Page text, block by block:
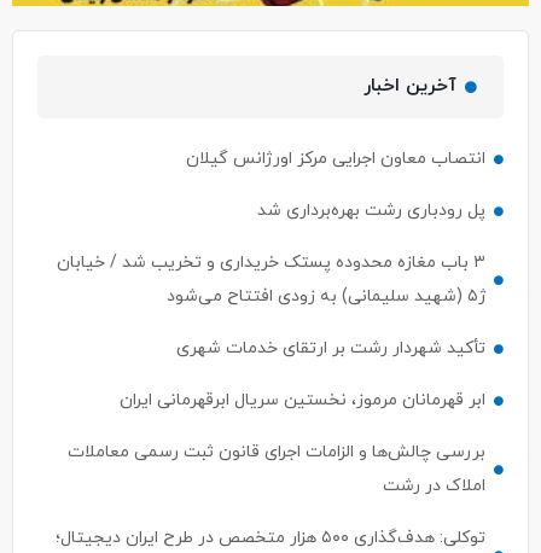
آخرین اخبار
انتصاب معاون اجرایی مرکز اورژانس گیلان
پل رودباری رشت بهره‌برداری شد
۳ باب مغازه محدوده پستک خریداری و تخریب شد / خیابان
ژ۵ (شهید سلیمانی) به زودی افتتاح می‌شود
تأکید شهردار رشت بر ارتقای خدمات شهری
ابر قهرمانان مرموز، نخستین سریال ابرقهرمانی ایران
بررسی چالش‌ها و الزامات اجرای قانون ثبت رسمی معاملات
املاک در رشت
توکلی: هدف‌گذاری ۵۰۰ هزار متخصص در طرح ایران دیجیتال؛